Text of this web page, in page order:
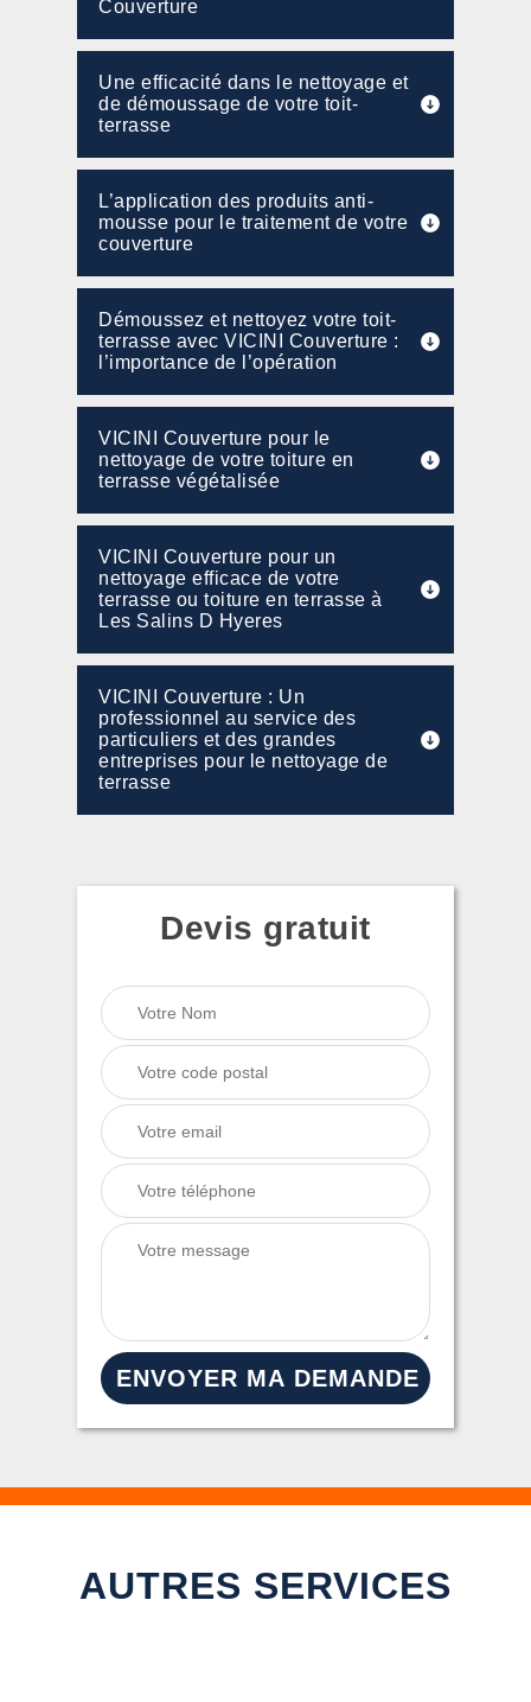
Couverture
Une efficacité dans le nettoyage et
de démoussage de votre toit-
terrasse
L’application des produits anti-
mousse pour le traitement de votre
couverture
Démoussez et nettoyez votre toit-
terrasse avec VICINI Couverture :
l’importance de l’opération
VICINI Couverture pour le
nettoyage de votre toiture en
terrasse végétalisée
VICINI Couverture pour un
nettoyage efficace de votre
terrasse ou toiture en terrasse à
Les Salins D Hyeres
VICINI Couverture : Un
professionnel au service des
particuliers et des grandes
entreprises pour le nettoyage de
terrasse
Devis gratuit
AUTRES SERVICES